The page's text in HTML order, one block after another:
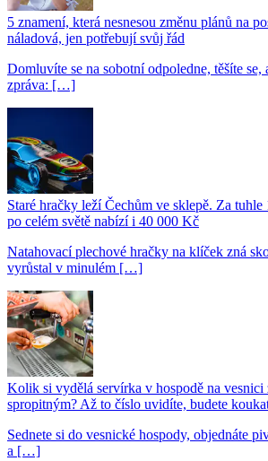
5 znamení, která nesnesou změnu plánů na
náladová, jen potřebují svůj řád
Domluvíte se na sobotní odpoledne, těšíte se,
zpráva: […]
Staré hračky leží Čechům ve sklepě. Za tuhle
po celém světě nabízí i 40 000 Kč
Natahovací plechové hračky na klíček zná
vyrůstal v minulém […]
Kolik si vydělá servírka v hospodě na vesnici
spropitným? Až to číslo uvidíte, budete
Sednete si do vesnické hospody, objednáte
a […]